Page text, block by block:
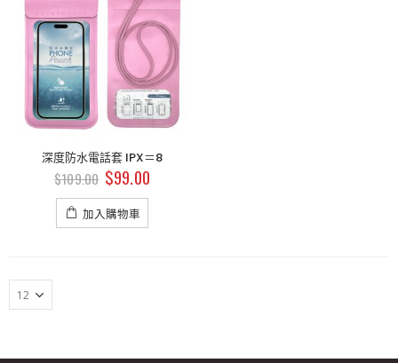
深度防水電話套 IPX＝8
$109.00 $99.00
加入購物車
斜揹相機袋
$199.00 $179.00
斜揹相機袋
$199.00 $179.00
斜揹相機袋
$ 199.00 $179.00